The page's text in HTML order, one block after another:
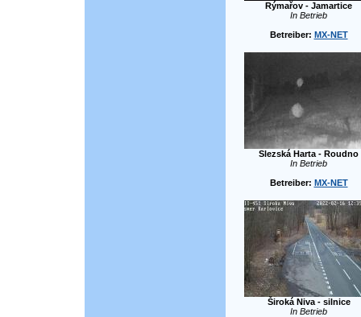
Rýmařov - Jamartice
In Betrieb
Betreiber: MX-NET
Slezská Harta - Roudno
In Betrieb
Betreiber: MX-NET
Široká Niva - silnice
In Betrieb